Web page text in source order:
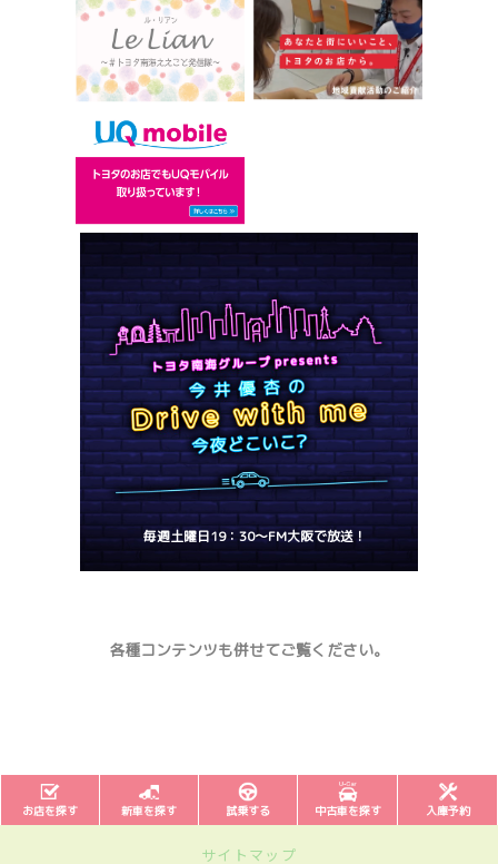
毎週土曜日19：30～FM大阪で放送！﻿
各種コンテンツも併せてご覧ください。
お店を探す 新車を探す 試乗する 中古車を探す 入庫予約
サイトマップ